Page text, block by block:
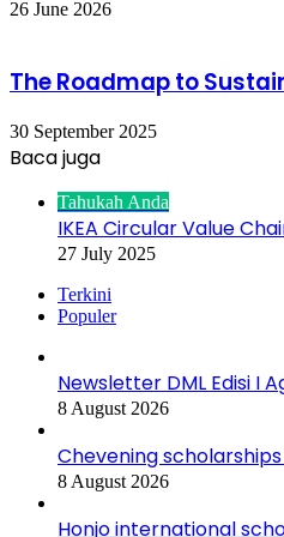
26 June 2026
The Roadmap to
30 September 2025
Baca juga
Tahukah Anda
IKEA Circular Value
27 July 2025
Terkini
Populer
Newsletter DML Edisi I
8 August 2026
Chevening
8 August 2026
Honjo international